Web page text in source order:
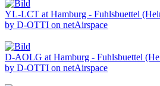
YL-LCT at Hamburg - Fuhlsbuettel
by D-OTTI on netAirspace
D-AOLG at Hamburg - Fuhlsbuettel
by D-OTTI on netAirspace